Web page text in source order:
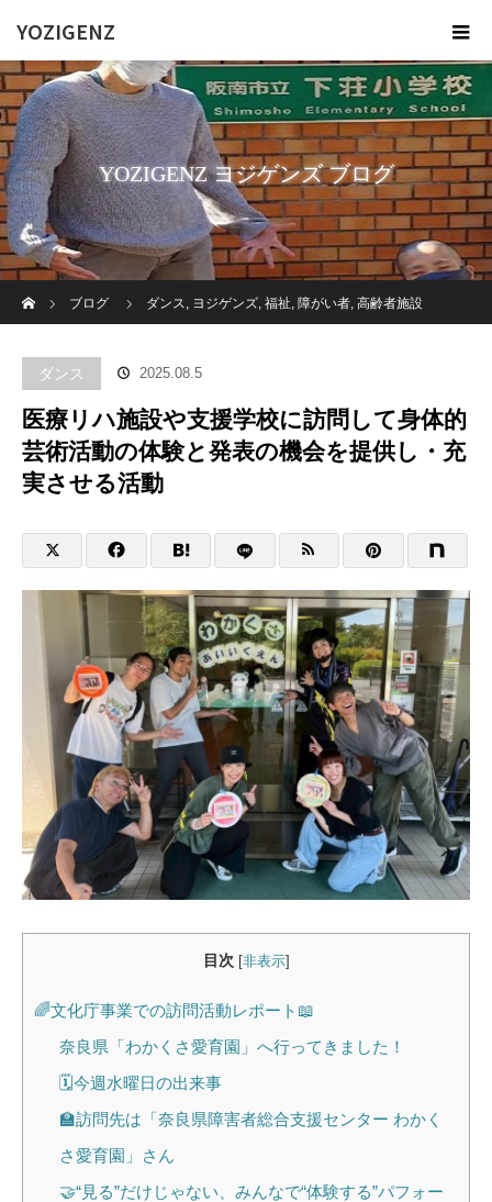
YOZIGENZ
YOZIGENZ ヨジゲンズ ブログ
ブログ
ダンス, ヨジゲンズ, 福祉, 障がい者, 高齢者施設
を提供し・充実させる活動
ダンス 2025.08.5
医療リハ施設や支援学校に訪問して身体的
芸術活動の体験と発表の機会を提供し・充
実させる活動
目次 [非表示]
🌈文化庁事業での訪問活動レポート📖
奈良県「わかくさ愛育園」へ行ってきました！
🗓️今週水曜日の出来事
🏫訪問先は「奈良県障害者総合支援センター わかく
さ愛育園」さん
🤝“見る”だけじゃない、みんなで“体験する”パフォー